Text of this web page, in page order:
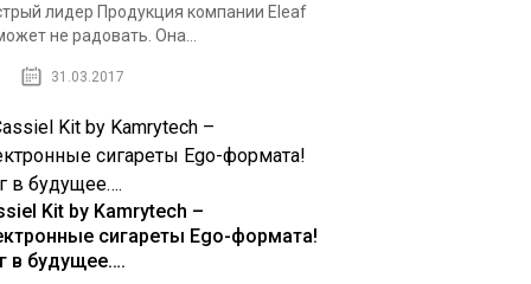
лидер Продукция компании Eleaf
не радовать. Она...
31.03.2017
Kit by Kamrytech –
сигареты Ego-формата!
в будущее….